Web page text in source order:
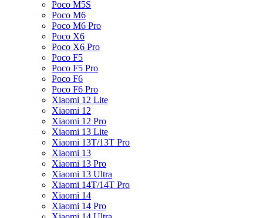
Poco M5S
Poco M6
Poco M6 Pro
Poco X6
Poco X6 Pro
Poco F5
Poco F5 Pro
Poco F6
Poco F6 Pro
Xiaomi 12 Lite
Xiaomi 12
Xiaomi 12 Pro
Xiaomi 13 Lite
Xiaomi 13T/13T Pro
Xiaomi 13
Xiaomi 13 Pro
Xiaomi 13 Ultra
Xiaomi 14T/14T Pro
Xiaomi 14
Xiaomi 14 Pro